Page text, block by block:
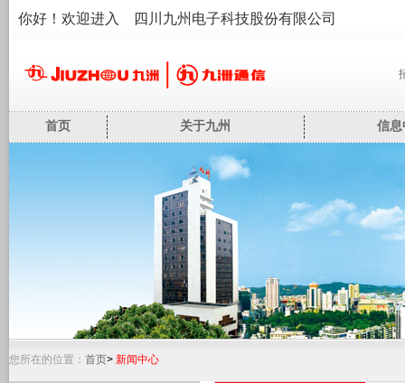
你好！欢迎进入 四川九州电子科技股份有限公司
首页 关于九州 信
您所在的位置： 首页> 新闻中心